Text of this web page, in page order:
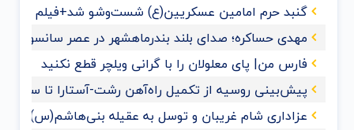
گنبد حرم امامین عسکریین(ع) شست‌وشو شد+فیلم و
مهدی حساکره؛ صدای بلند بندرماهشهر در عصر سانسور و
فارس من| پای معلولان را با گرانی ویلچر قطع نکنید
پیش‌بینی روسیه از تکمیل راه‌آهن رشت-آستارا تا سال ‌۲۰۲۸
عزاداری شام غریبان و توسل به عقیله بنی‌هاشم(س) با